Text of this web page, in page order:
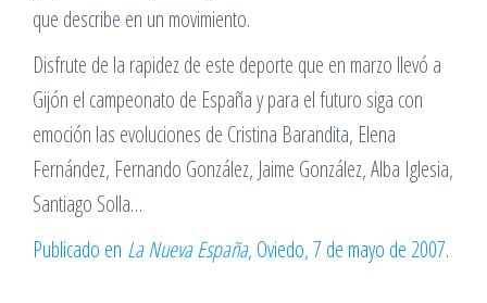
que describe en un movimiento.
Disfrute de la rapidez de este deporte que en marzo llevó a
Gijón el campeonato de España y para el futuro siga con
emoción las evoluciones de Cristina Barandita, Elena
Fernández, Fernando González, Jaime González, Alba Iglesia,
Santiago Solla…
Publicado en La Nueva España, Oviedo, 7 de mayo de 2007.